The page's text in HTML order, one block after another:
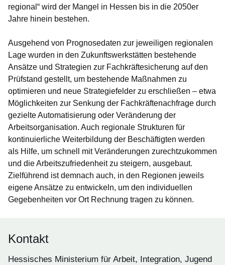
regional“ wird der Mangel in Hessen bis in die 2050er
Jahre hinein bestehen.
Ausgehend von Prognosedaten zur jeweiligen regionalen
Lage wurden in den Zukunftswerkstätten bestehende
Ansätze und Strategien zur Fachkräftesicherung auf den
Prüfstand gestellt, um bestehende Maßnahmen zu
optimieren und neue Strategiefelder zu erschließen – etwa
Möglichkeiten zur Senkung der Fachkräftenachfrage durch
gezielte Automatisierung oder Veränderung der
Arbeitsorganisation. Auch regionale Strukturen für
kontinuierliche Weiterbildung der Beschäftigten werden
als Hilfe, um schnell mit Veränderungen zurechtzukommen
und die Arbeitszufriedenheit zu steigern, ausgebaut.
Zielführend ist demnach auch, in den Regionen jeweils
eigene Ansätze zu entwickeln, um den individuellen
Gegebenheiten vor Ort Rechnung tragen zu können.
Kontakt
Hessisches Ministerium für Arbeit, Integration, Jugend